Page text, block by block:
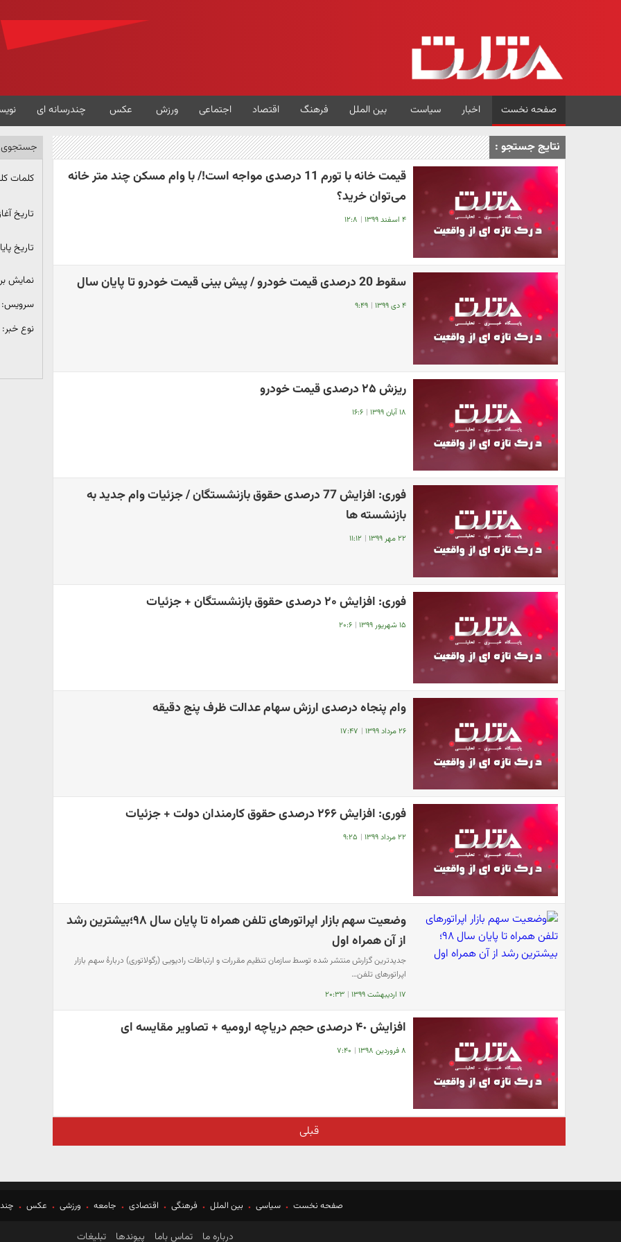
صفحه نخست اخبار سیاست بین الملل فرهنگ اقتصاد اجتماعی ورزش عکس چندرسانه ای
نتایج جستجو :
قیمت خانه با تورم 11 درصدی مواجه است!/ با وام مسکن چند متر خانه
می‌توان خرید؟
۴ اسفند ۱۳۹۹ | ۱۲:۸
سقوط 20 درصدی قیمت خودرو / پیش بینی قیمت خودرو تا پایان سال
۴ دی ۱۳۹۹ | ۹:۴۹
ریزش ۲۵ درصدی قیمت خودرو
۱۸ آبان ۱۳۹۹ | ۱۶:۶
فوری: افزایش 77 درصدی حقوق بازنشستگان / جزئیات وام جدید به
بازنشسته ها
۲۲ مهر ۱۳۹۹ | ۱۱:۱۲
فوری: افزایش ۲۰ درصدی حقوق بازنشستگان + جزئیات
۱۵ شهریور ۱۳۹۹ | ۲۰:۶
وام پنجاه درصدی ارزش سهام عدالت ظرف پنج دقیقه
۲۶ مرداد ۱۳۹۹ | ۱۷:۴۷
فوری: افزایش ۲۶۶ درصدی حقوق کارمندان دولت + جزئیات
۲۲ مرداد ۱۳۹۹ | ۹:۲۵
وضعیت سهم بازار اپراتورهای تلفن همراه تا پایان سال ٩٨؛بیشترین رشد
از آن همراه اول
جدیدترین گزارش منتشر شده توسط سازمان تنظیم مقررات و ارتباطات رادیویی (رگولاتوری) دربارۀ سهم بازار
اپراتورهای تلفن…
۱۷ اردیبهشت ۱۳۹۹ | ۲۰:۳۳
افزایش ۴٠ درصدی حجم دریاچه ارومیه + تصاویر مقایسه ای
۸ فروردین ۱۳۹۸ | ۷:۴۰
قبلی
جستجوی
کلمات
تاریخ
تاریخ
نمایش
سرویس:
نوع خبر:
صفحه نخست سیاسی بین الملل فرهنگی اقتصادی جامعه ورزشی عکس
درباره ما تماس باما پیوندها تبلیغات